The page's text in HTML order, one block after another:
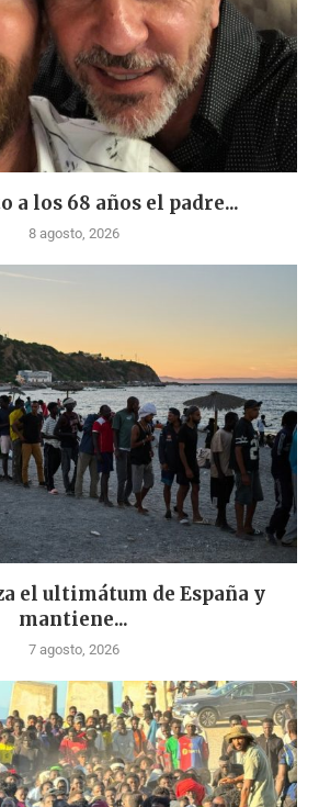
a los 68 años el padre...
8 agosto, 2026
el ultimátum de España y
mantiene...
7 agosto, 2026